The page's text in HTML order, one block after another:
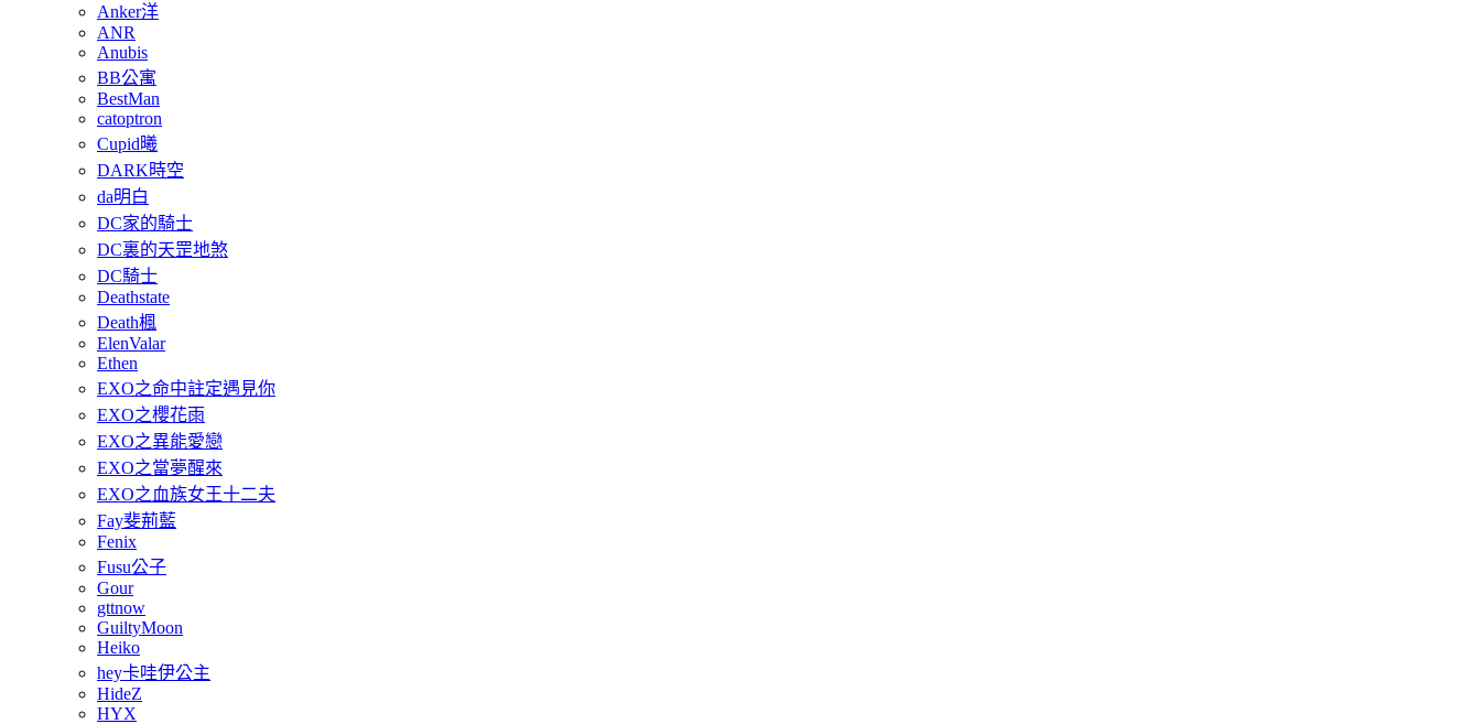
Anker洋
ANR
Anubis
BB公寓
BestMan
catoptron
Cupid曦
DARK時空
da明白
DC家的騎士
DC裏的天罡地煞
DC騎士
Deathstate
Death楓
ElenValar
Ethen
EXO之命中註定遇見你
EXO之櫻花雨
EXO之異能愛戀
EXO之當夢醒來
EXO之血族女王十二夫
Fay斐荊藍
Fenix
Fusu公子
Gour
gttnow
GuiltyMoon
Heiko
hey卡哇伊公主
HideZ
HYX